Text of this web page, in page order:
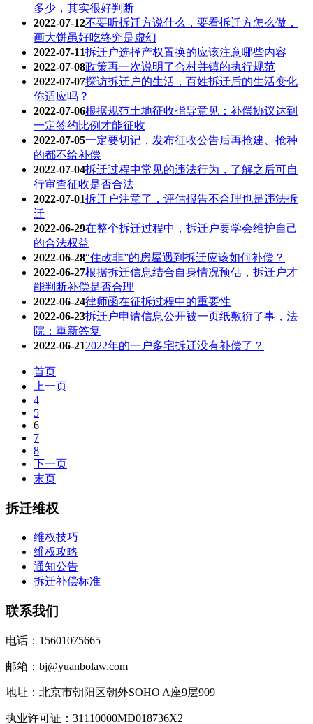
多少，其实很好判断
2022-07-12不要听拆迁方说什么，要看拆迁方怎么做，
画大饼虽好吃终究是虚幻
2022-07-11拆迁户选择产权置换的应该注意哪些内容
2022-07-08政策再一次说明了合村并镇的执行规范
2022-07-07探访拆迁户的生活，百姓拆迁后的生活变化
你适应吗？
2022-07-06根据规范土地征收指导意见：补偿协议达到
一定签约比例才能征收
2022-07-05一定要切记，发布征收公告后再抢建、抢种
的都不给补偿
2022-07-04拆迁过程中常见的违法行为，了解之后可自
行审查征收是否合法
2022-07-01拆迁户注意了，评估报告不合理也是违法拆
迁
2022-06-29在整个拆迁过程中，拆迁户要学会维护自己
的合法权益
2022-06-28“住改非”的房屋遇到拆迁应该如何补偿？
2022-06-27根据拆迁信息结合自身情况预估，拆迁户才
能判断补偿是否合理
2022-06-24律师函在征拆过程中的重要性
2022-06-23拆迁户申请信息公开被一页纸敷衍了事，法
院：重新答复
2022-06-212022年的一户多宅拆迁没有补偿了？
首页
上一页
4
5
6
7
8
下一页
末页
拆迁维权
维权技巧
维权攻略
通知公告
拆迁补偿标准
联系我们
电话：15601075665
邮箱：bj@yuanbolaw.com
地址：北京市朝阳区朝外SOHO A座9层909
执业许可证：31110000MD018736X2